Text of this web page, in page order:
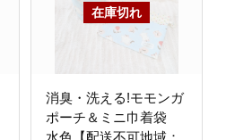
消臭・洗える!モモンガ
ポーチ＆ミニ巾着袋
水色【配送不可地域：